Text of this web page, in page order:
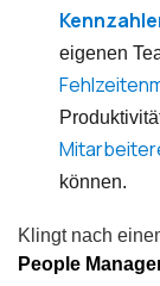
eigenen
können.
Klingt nach
People